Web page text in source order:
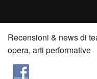
Home
Recensioni
Recensioni & news di
opera, arti performative